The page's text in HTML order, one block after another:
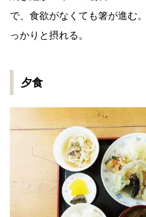
で、食欲がなくても箸が進む
っかりと摂れる。
夕食